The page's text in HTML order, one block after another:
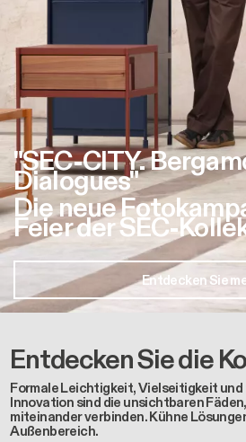
"SEC-CITY.
Dialogues"
Die neue
Feier der SEC-
Entdecken Sie
Entdecken Sie die
Formale Leichtigkeit, Vielseitigkeit
Innovation sind die unsichtbaren
miteinander verbinden. Kühne
Außenbereich.